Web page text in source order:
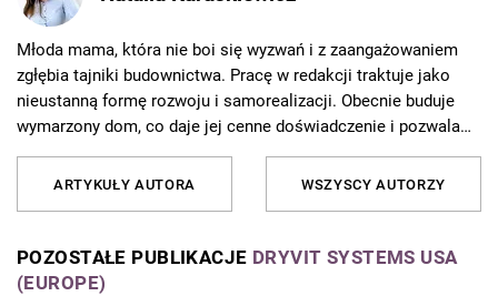
Młoda mama, która nie boi się wyzwań i z zaangażowaniem
zgłębia tajniki budownictwa. Pracę w redakcji traktuje jako
nieustanną formę rozwoju i samorealizacji. Obecnie buduje
wymarzony dom, co daje jej cenne doświadczenie i pozwala
jeszcze lepiej rozumieć potrzeby czytelników. Od 10 lat
związana z Grupą AVT, gdzie redaguje artykuły i porady
zagadnienia w przystępny sposób. Poza pracą najchętniej
spędza czas z rodziną podczas weekendowych wycieczek.
ARTYKUŁY AUTORA WSZYSCY AUTORZY
POZOSTAŁE PUBLIKACJE DRYVIT SYSTEMS USA
(EUROPE)